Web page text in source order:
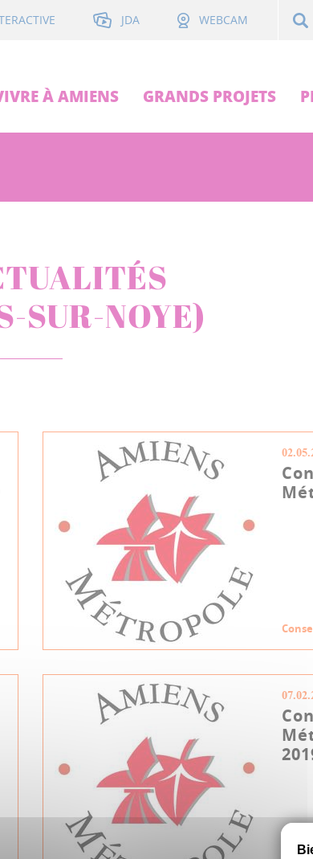
JDA WEBCAM
À AMIENS GRANDS PROJETS
SUR-NOYE)